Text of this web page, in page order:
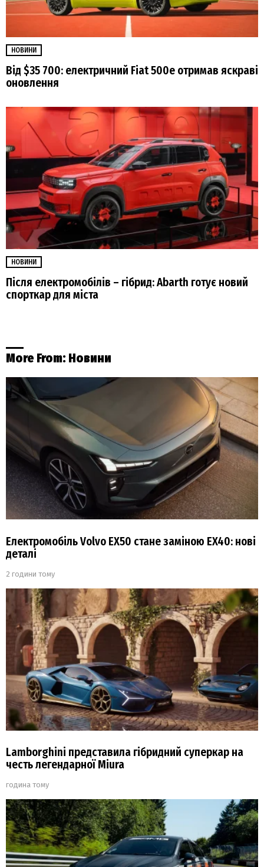
НОВИНИ
Від $35 700: електричний Fiat 500е отримав яскраві
оновлення
НОВИНИ
Після електромобілів – гібрид: Abarth готує новий
спорткар для міста
More From: Новини
Електромобіль Volvo EX50 стане заміною EX40: нові
деталі
2 години тому
Lamborghini представила гібридний суперкар на
честь легендарної Miura
година тому